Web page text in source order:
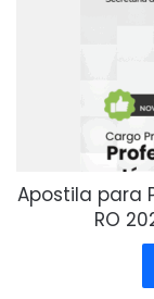
Apostila para
RO